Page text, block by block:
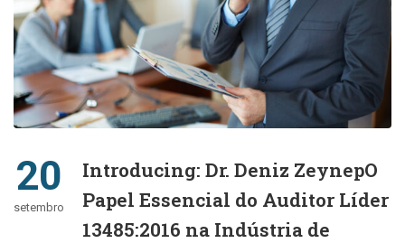
20
setembro
Introducing: Dr. Deniz ZeynepO
Papel Essencial do Auditor Líder
13485:2016 na Indústria de